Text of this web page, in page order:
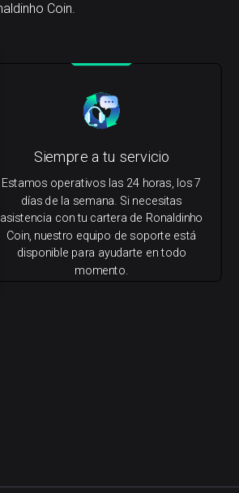
Coin.
Siempre a tu servicio
Estamos operativos las 24 horas, los 7
días de la semana. Si necesitas
asistencia con tu cartera de Ronaldinho
Coin, nuestro equipo de soporte está
disponible para ayudarte en todo
momento.